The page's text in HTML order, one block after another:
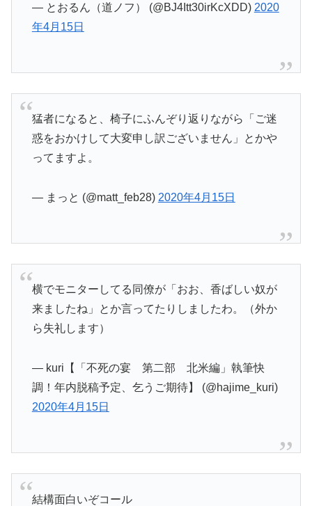
— とおるん（道ノフ） (@BJ4Itt30irKcXDD) 2020
年4月15日
猛者になると、椅子にふんぞり返りながら「ご迷
惑をおかけして大変申し訳ございません」とかや
ってますよ。
— まっと (@matt_feb28) 2020年4月15日
横でモニターしてる同僚が「おお、香ばしい奴が
来ましたね」とか言ってたりしましたわ。（外か
ら失礼します）
— kuri【「不死の宴 第二部 北米編」執筆快
調！年内脱稿予定、乞うご期待】 (@hajime_kuri)
2020年4月15日
結構面白いぞコール